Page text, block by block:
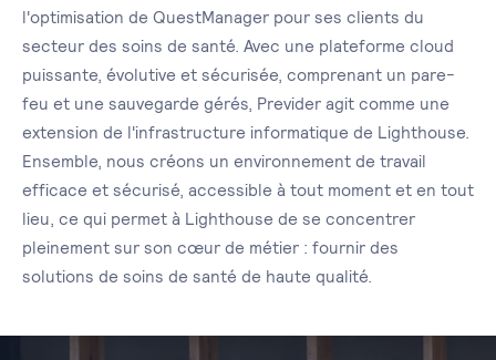
l'optimisation de QuestManager pour ses clients du
secteur des soins de santé. Avec une plateforme cloud
puissante, évolutive et sécurisée, comprenant un pare-
feu et une sauvegarde gérés, Previder agit comme une
extension de l'infrastructure informatique de Lighthouse.
Ensemble, nous créons un environnement de travail
efficace et sécurisé, accessible à tout moment et en tout
lieu, ce qui permet à Lighthouse de se concentrer
pleinement sur son cœur de métier : fournir des
solutions de soins de santé de haute qualité.